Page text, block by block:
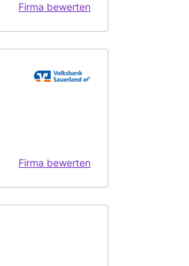
Firma bewerten
Firma bewerten